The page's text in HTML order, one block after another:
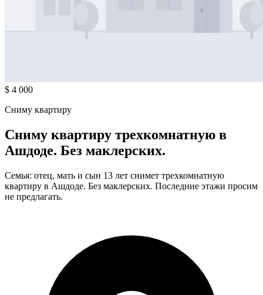
$ 4 000
Сниму квартиру
Сниму квартиру трехкомнатную в
Ашдоде. Без маклерских.
Семья: отец, мать и сын 13 лет снимет трехкомнатную
квартиру в Ашдоде. Без маклерских. Последние этажи просим
не предлагать.